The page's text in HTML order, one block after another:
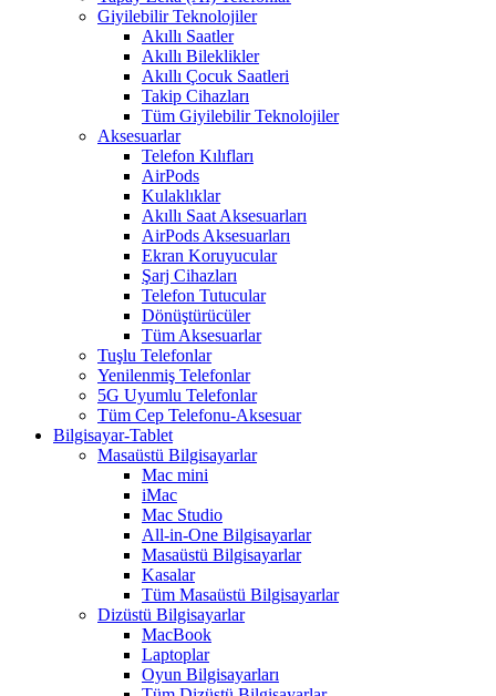
Giyilebilir Teknolojiler
Akıllı Saatler
Akıllı Bileklikler
Akıllı Çocuk Saatleri
Takip Cihazları
Tüm Giyilebilir Teknolojiler
Aksesuarlar
Telefon Kılıfları
AirPods
Kulaklıklar
Akıllı Saat Aksesuarları
AirPods Aksesuarları
Ekran Koruyucular
Şarj Cihazları
Telefon Tutucular
Dönüştürücüler
Tüm Aksesuarlar
Tuşlu Telefonlar
Yenilenmiş Telefonlar
5G Uyumlu Telefonlar
Tüm Cep Telefonu-Aksesuar
Bilgisayar-Tablet
Masaüstü Bilgisayarlar
Mac mini
iMac
Mac Studio
All-in-One Bilgisayarlar
Masaüstü Bilgisayarlar
Kasalar
Tüm Masaüstü Bilgisayarlar
Dizüstü Bilgisayarlar
MacBook
Laptoplar
Oyun Bilgisayarları